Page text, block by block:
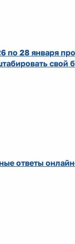
по 28 января
свой
ответы